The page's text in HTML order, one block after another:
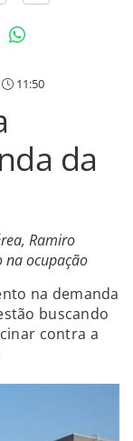
11:50
da
Ramiro
ocupação
na demanda
buscando
contra a